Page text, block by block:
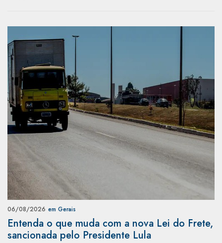
06/08/2026 em Gerais
Entenda o que muda com a nova Lei do Frete,
sancionada pelo Presidente Lula